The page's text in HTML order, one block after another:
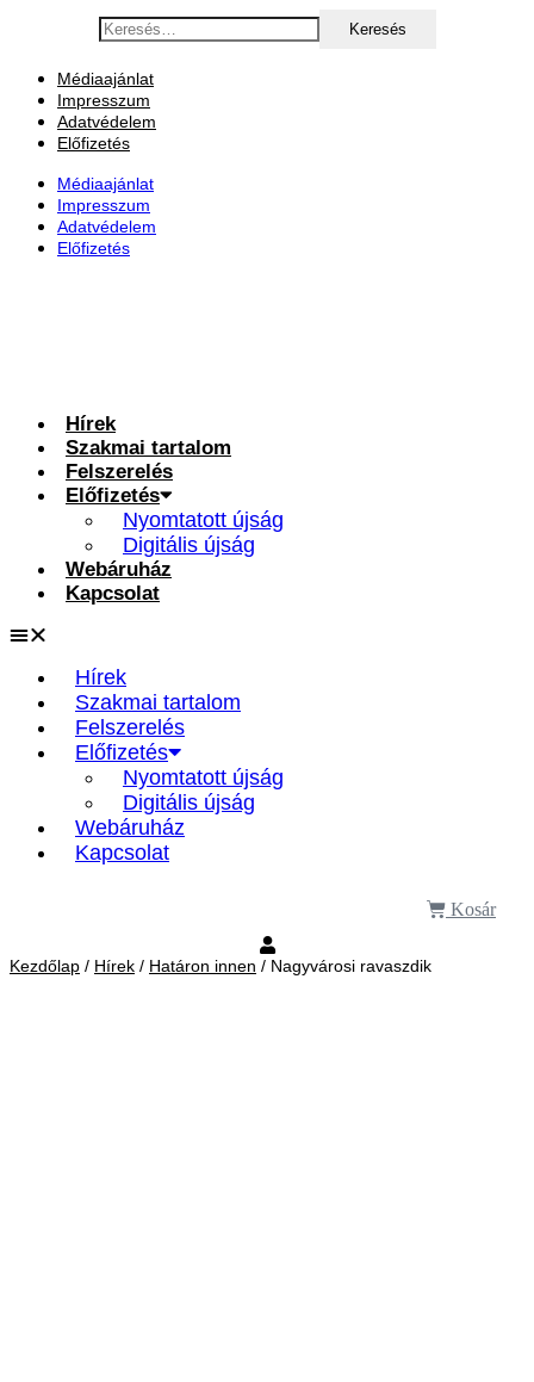
Keresés:
Médiaajánlat
Impresszum
Adatvédelem
Előfizetés
Médiaajánlat
Impresszum
Adatvédelem
Előfizetés
Hírek
Szakmai tartalom
Felszerelés
Előfizetés
Nyomtatott újság
Digitális újság
Webáruház
Kapcsolat
Hírek
Szakmai tartalom
Felszerelés
Előfizetés
Nyomtatott újság
Digitális újság
Webáruház
Kapcsolat
Kosár
Kezdőlap / Hírek / Határon innen / Nagyvárosi ravaszdik